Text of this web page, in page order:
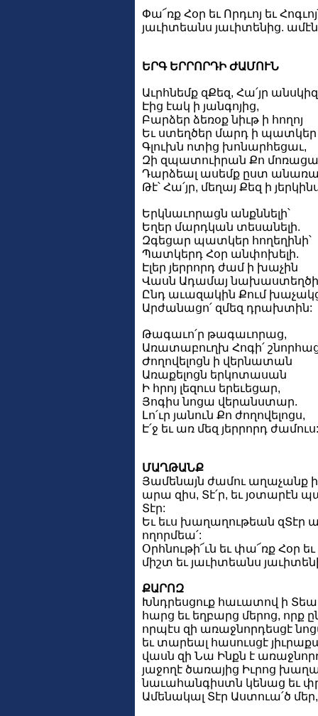
Փա՜ռք Հօր եւ Որդւոյ եւ
յաւիտեանս յաւիտենից.
ԵՐԳ ԵՐՐՈՐԴԻ ԺԱՄՈՒՆ
Աւրհնեմք զՔեզ, Հա՛յր
Էից էակ ի յանգոյից,
Բարձեր ձեռօք նիւթ ի հողոյ
Եւ ստեղծեր մարդ ի պատկեր
Գլուխն ոտից խոնարհեցաւ,
Զի զպատուիրան Քո
Դարձեալ ասեմք ըստ
Թէ՝ Հա՛յր, մեղայ Քեզ ի
Երկնաւորացն անքննելի՝
Եղեր մարդկան տեսանելի.
Զգեցար պատկեր հողեղինի՝
Պատկերդ Հօր անփոխելի.
Էլեր յերրորդ ժամ ի խաչին
Վասն Ադամայ
Ընդ աւազակին Քում
Արժանացո՛ զմեզ դրախտին:
Թագաւո՛ր թագաւորաց,
Առատաբուղխ Հոգի՛
Ժողովելոցն ի վերնատան
Առաքելոցն երկոտասան
Ի հրոյ լեզուս երեւեցար,
Յոգիս նոցա վերանստար.
Լո՛ւր յանուն Քո ժողովելոցս,
Է՛ջ եւ առ մեզ յերրորդ ժամուս:
ՄԱՂԹԱՆՔ
Յամենայն ժամու աղաչանք
արա զիս, Տէ՛ր, եւ յօտարէն
Տէր:
Եւ եւս խաղաղութեան զՏէր
ողորմեա՛:
Օրհնութի՜ւն եւ փա՜ռք Հօր եւ
միշտ եւ յաւիտեանս
ՔԱՐՈԶ
Խնդրեսցուք հաւատով ի
հարց եւ եղբարց մերոց, որք
որպէս զի առաջնորդեսցէ
եւ տարեալ հասուսցէ
վասն զի Նա Ինքն է
յաջողէ ծառայից Իւրոց
նաւահանգիստն կենաց եւ
Ամենակալ Տէր Աստուա՛ծ մեր,